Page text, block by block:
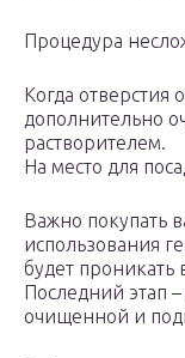
Процедура
Когда отверстия
дополнительно
растворителем.
На место для
Важно покупать
использования
будет проникать
Последний этап
очищенной и